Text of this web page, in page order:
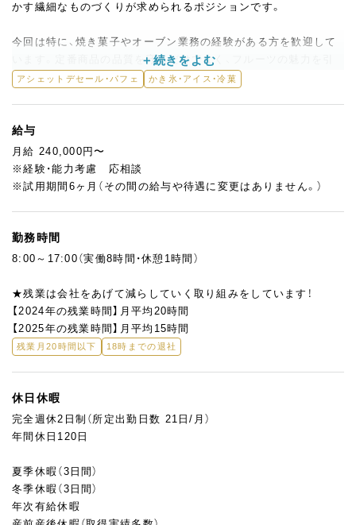
かす繊細なものづくりが求められるポジションです。
今回は特に、焼き菓子やオーブン業務の経験がある方を歓迎して
います。定番商品の品質を守るだけでなく、フルーツの魅力を引
き出す新しいお菓子の提案や試作にも、ぜひ積極的に関わってい
入社後は、先輩と一緒に実務を通して慣れていくスタイルなので、
転職が初めての方もご安心ください。
経験を活かしながら「果物のおいしさをお菓子で届ける」やりがい
を、京橋千疋屋で一緒に実感してみませんか？
アシェットデセール・パフェ かき氷・アイス・冷菓
給与
月給 240,000円〜
※経験・能力考慮 応相談
※試用期間6ヶ月（その間の給与や待遇に変更はありません。）
勤務時間
8:00～17:00（実働8時間・休憩1時間）
★残業は会社をあげて減らしていく取り組みをしています！
【2024年の残業時間】月平均20時間
【2025年の残業時間】月平均15時間
残業月20時間以下 18時までの退社
休日休暇
完全週休2日制（所定出勤日数 21日/月）
年間休日120日
夏季休暇（3日間）
冬季休暇（3日間）
年次有給休暇